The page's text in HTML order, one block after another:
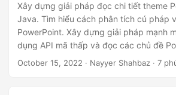
Xây dựng giải pháp đọc chi tiết theme
Java. Tìm hiểu cách phân tích cú pháp
PowerPoint. Xây dựng giải pháp mạnh
dụng API mã thấp và đọc các chủ đề
bảng màu vây. Vì vậy, hãy thực hiện tất
October 15, 2022 · Nayyer Shahbaz · 7